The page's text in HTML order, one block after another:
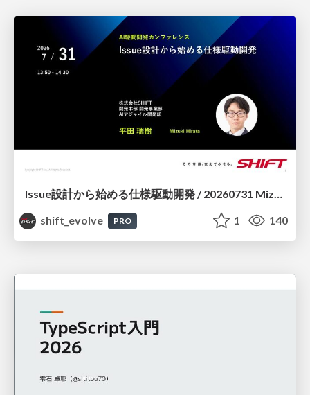
shift_evolve
PRO 1 140